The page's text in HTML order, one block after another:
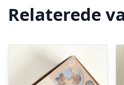
Relaterede